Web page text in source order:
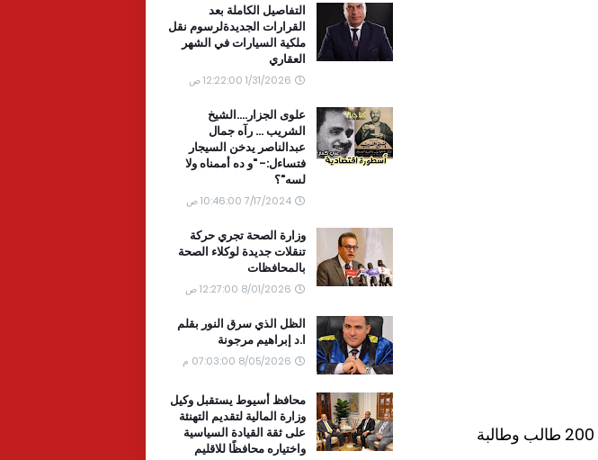
التفاصيل الكاملة بعد
القرارات الجديدةلرسوم نقل
ملكية السيارات في الشهر
العقاري
1/31/2026 12:22:00 ص
علوى الجزار....الشيخ
الشريب ... رآه جمال
عبدالناصر يدخن السيجار
فتساءل:- "و ده أممناه ولا
لسه"؟
7/17/2024 10:46:00 ص
وزارة الصحة تجري حركة
تنقلات جديدة لوكلاء الصحة
بالمحافظات
8/01/2026 12:27:00 ص
الظل الذي سرق النور بقلم
ا.د إبراهيم مرجونة
8/05/2026 07:03:00 م
محافظ أسيوط يستقبل وكيل
وزارة المالية لتقديم التهنئة
على ثقة القيادة السياسية
واختياره محافظًا للاقليم